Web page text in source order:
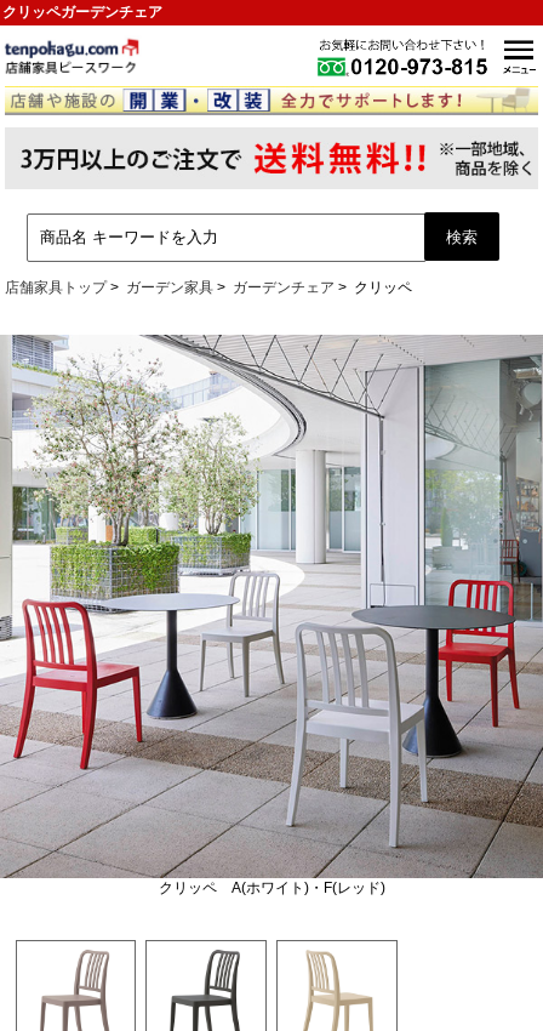
クリッペガーデンチェア
店舗家具トップ ガーデン家具 ガーデンチェア クリッペ
クリッペ A(ホワイト)・F(レッド)